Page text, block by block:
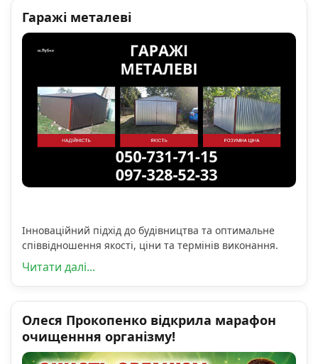
Гаражі металеві
Інноваційний підхід до будівництва та оптимальне
співвідношення якості, ціни та термінів виконання.
Читати далі...
Олеся Прокопенко відкрила марафон
очищенння організму!